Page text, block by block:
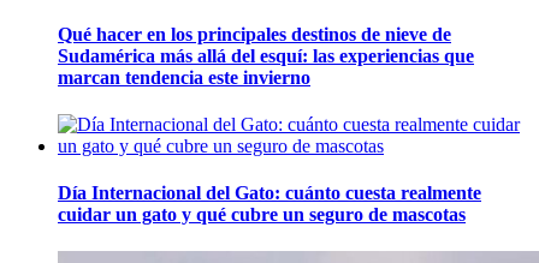
Qué hacer en los principales destinos de nieve de
Sudamérica más allá del esquí: las experiencias que
marcan tendencia este invierno
Día Internacional del Gato: cuánto cuesta realmente
cuidar un gato y qué cubre un seguro de mascotas